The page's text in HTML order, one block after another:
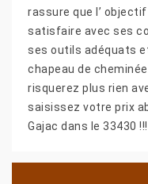
rassure que l’
satisfaire avec ses
ses outils adéquats
chapeau de
risquerez plus rien
saisissez votre prix
Gajac dans le 33430 !!!